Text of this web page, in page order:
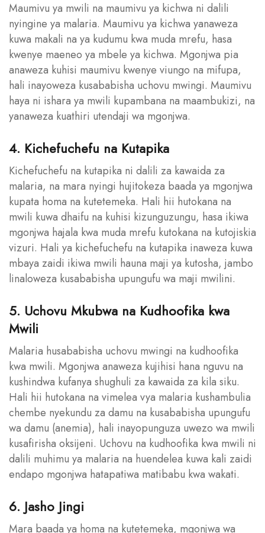
Maumivu ya mwili na maumivu ya kichwa ni dalili
nyingine ya malaria. Maumivu ya kichwa yanaweza
kuwa makali na ya kudumu kwa muda mrefu, hasa
kwenye maeneo ya mbele ya kichwa. Mgonjwa pia
anaweza kuhisi maumivu kwenye viungo na mifupa,
hali inayoweza kusababisha uchovu mwingi. Maumivu
haya ni ishara ya mwili kupambana na maambukizi, na
yanaweza kuathiri utendaji wa mgonjwa.
4. Kichefuchefu na Kutapika
Kichefuchefu na kutapika ni dalili za kawaida za
malaria, na mara nyingi hujitokeza baada ya mgonjwa
kupata homa na kutetemeka. Hali hii hutokana na
mwili kuwa dhaifu na kuhisi kizunguzungu, hasa ikiwa
mgonjwa hajala kwa muda mrefu kutokana na kutojiskia
vizuri. Hali ya kichefuchefu na kutapika inaweza kuwa
mbaya zaidi ikiwa mwili hauna maji ya kutosha, jambo
linaloweza kusababisha upungufu wa maji mwilini.
5. Uchovu Mkubwa na Kudhoofika kwa
Mwili
Malaria husababisha uchovu mwingi na kudhoofika
kwa mwili. Mgonjwa anaweza kujihisi hana nguvu na
kushindwa kufanya shughuli za kawaida za kila siku.
Hali hii hutokana na vimelea vya malaria kushambulia
chembe nyekundu za damu na kusababisha upungufu
wa damu (anemia), hali inayopunguza uwezo wa mwili
kusafirisha oksijeni. Uchovu na kudhoofika kwa mwili ni
dalili muhimu ya malaria na huendelea kuwa kali zaidi
endapo mgonjwa hatapatiwa matibabu kwa wakati.
6. Jasho Jingi
Mara baada ya homa na kutetemeka, mgonjwa wa